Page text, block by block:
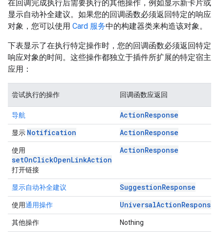
在回调完成执行后需要执行的其他操作，例如显示新卡片或
显示自动补全建议。如果您的回调函数必须返回特定的响应
对象，您可以使用 Card 服务中的构建器类来构造该对象。
下表显示了在执行特定操作时，您的回调函数必须返回特定
响应对象的时间。这些操作都独立于插件所扩展的特定宿主
应用：
尝试执行的操作 回调函数应返回
导航 ActionResponse
显示 Notification ActionResponse
使用
setOnClickOpenLinkAction
打开链接
ActionResponse
显示自动补全建议 SuggestionResponse
使用通用操作 UniversalActionResponse
其他操作 Nothing